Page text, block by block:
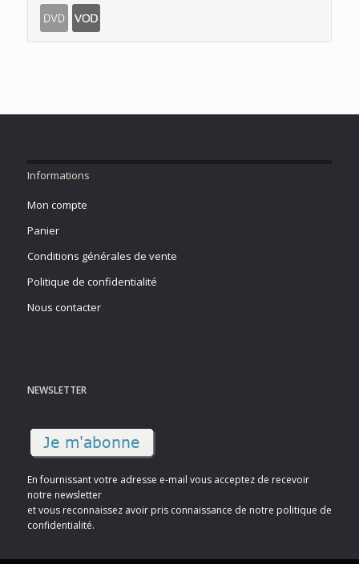
Informations
Mon compte
Panier
Conditions générales de vente
Politique de confidentialité
Nous contacter
NEWSLETTER
En fournissant votre adresse e-mail vous acceptez de recevoir
notre newsletter
et vous reconnaissez avoir pris connaissance de notre politique de
confidentialité.